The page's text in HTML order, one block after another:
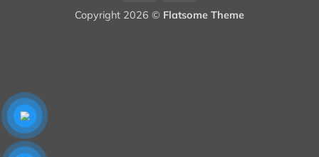
Delivery
Copyright 2026 © Flatsome Theme